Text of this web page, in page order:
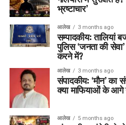
भ्रष्टाचार’
आलेख 3 months ago
सम्पादकीय: तालियां
पुलिस ‘जनता की
करने में?
आलेख 3 months ago
संपादकीय: ‘मौन’
क्या माफियाओं के
आलेख 5 months ago